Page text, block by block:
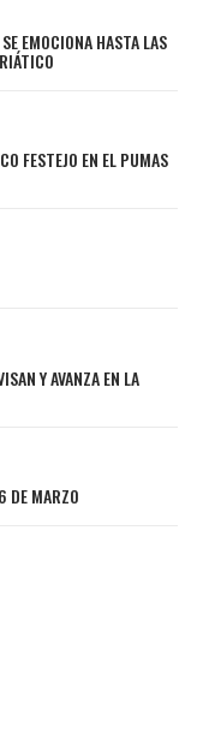
EMOCIONA HASTA LAS
FESTEJO EN EL PUMAS
Y AVANZA EN LA
DE MARZO